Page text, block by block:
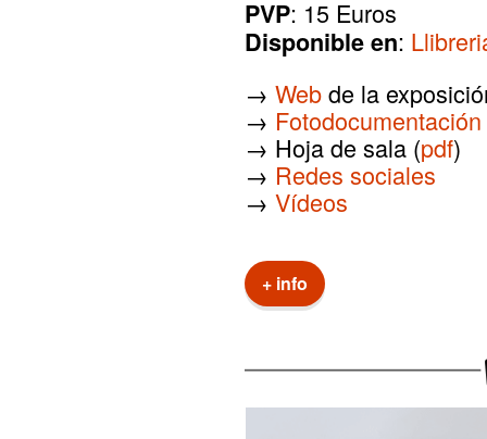
PVP: 15 Euros
Disponible en:
→ Webde la
→
→ Hoja de sala (pdf)
→ Redes sociales
→ Vídeos
+ info